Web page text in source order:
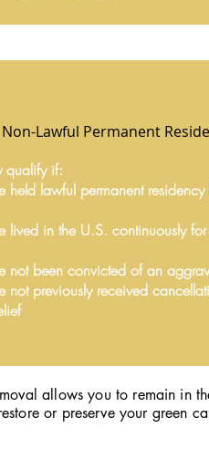
Non-Lawful Permanent
qualify if:
held lawful permanent
lived in the U.S. continuously
not been convicted of an
not previously received
allows you to remain in
or preserve your green